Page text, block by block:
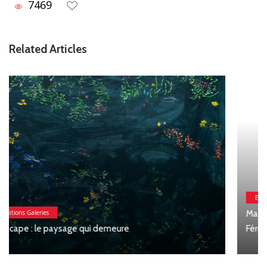
7469
Related Articles
Expositions Galeries
Macchia : Jesse Willems, Galerie Clémentine de la
Féronnière